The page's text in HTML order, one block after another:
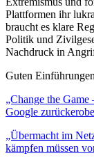
Plattformen ihr
braucht es klare
Politik und
Nachdruck in
Guten
„Change the
Google
„Übermacht im
kämpfen müssen